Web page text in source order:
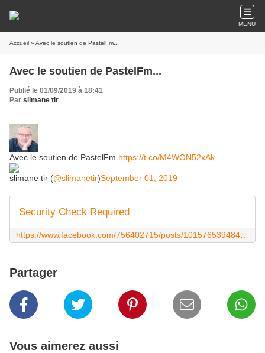
MENU
Accueil » Avec le soutien de PastelFm...
Avec le soutien de PastelFm...
Publié le 01/09/2019 à 18:41
Par slimane tir
Avec le soutien de PastelFm https://t.co/M4WON52xAk
slimane tir (@slimanetir)September 01, 2019
Security Check Required
Partager
Vous aimerez aussi